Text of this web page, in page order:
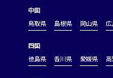
中国
鳥取県
島根県 岡山県
四国
徳島県
香川県 愛媛県